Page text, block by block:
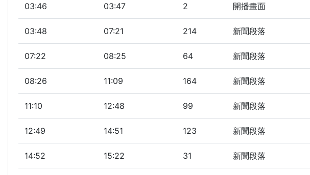
03:46 03:47 2 開播畫面
03:48 07:21 214 新聞段落
07:22 08:25 64 新聞段落
08:26 11:09 164 新聞段落
11:10 12:48 99 新聞段落
12:49 14:51 123 新聞段落
14:52 15:22 31 新聞段落